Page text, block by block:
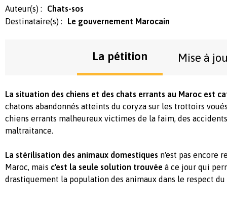
Auteur(s) :
Chats-sos
Destinataire(s) :
Le gouvernement Marocain
La pétition Mise à
La situation des chiens et des chats errants au Maroc est
chatons abandonnés atteints du coryza sur les trottoirs
chiens errants malheureux victimes de la faim, des
maltraitance.
La stérilisation des animaux domestiques n'est pas encore
Maroc, mais c'est la seule solution trouvée à ce jour qui
drastiquement la population des animaux dans le respect